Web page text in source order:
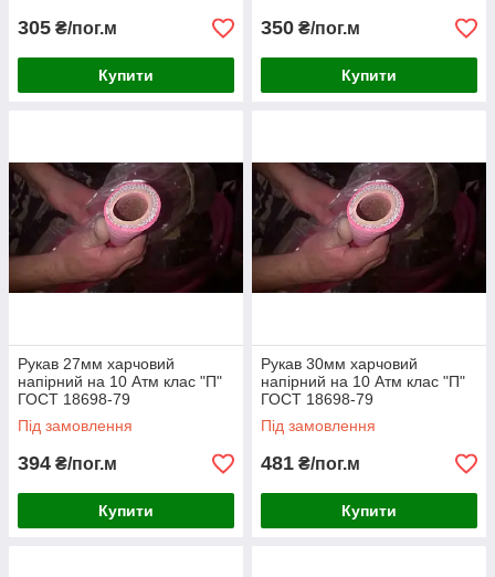
305 ₴/пог.м
Купити
350 ₴/пог.м
Купити
Рукав 27мм харчовий
напірний на 10 Атм клас "П"
ГОСТ 18698-79
Під замовлення
394 ₴/пог.м
Купити
Рукав 30мм харчовий
напірний на 10 Атм клас "П"
ГОСТ 18698-79
Під замовлення
481 ₴/пог.м
Купити